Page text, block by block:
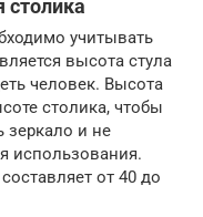
столика
учитывать
высота стула
человек. Высота
столика, чтобы
зеркало и не
использования.
от 40 до